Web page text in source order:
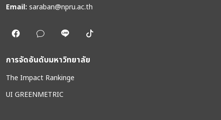
Email: saraban@npru.ac.th
การจัดอันดับมหาวิทยาลัย
The Impact Rankinge
UI GREENMETRIC